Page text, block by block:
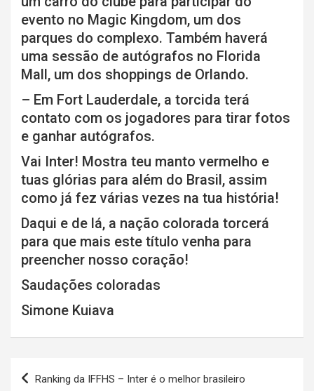
evento no Magic Kingdom, um dos
parques do complexo. Também haverá
uma sessão de autógrafos no Florida
Mall, um dos shoppings de Orlando.
– Em Fort Lauderdale, a torcida terá
contato com os jogadores para tirar fotos
e ganhar autógrafos.
Vai Inter! Mostra teu manto vermelho e
tuas glórias para além do Brasil, assim
como já fez várias vezes na tua história!
Daqui e de lá, a nação colorada torcerá
para que mais este título venha para
preencher nosso coração!
Saudações coloradas
Simone Kuiava
Navegação
Ranking da IFFHS – Inter é o melhor brasileiro